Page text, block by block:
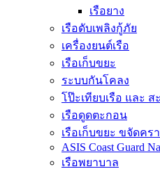
เรือยาง
เรือดับเพลิงกู้ภัย
เครื่องยนต์เรือ
เรือเก็บขยะ
ระบบกันโคลง
โป๊ะเทียบเรือ และ
เรือดูดตะกอน
เรือเก็บขยะ ขจัดค
ASIS Coast Guard
เรือพยาบาล